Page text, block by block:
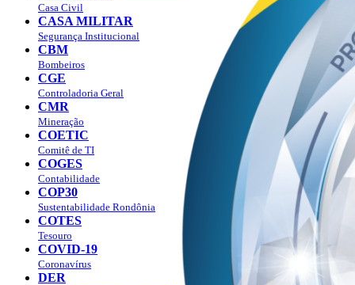
Casa Civil
CASA MILITAR
Segurança Institucional
CBM
Bombeiros
CGE
Controladoria Geral
CMR
Mineração
COETIC
Comitê de TI
COGES
Contabilidade
COP30
Sustentabilidade Rondônia
COTES
Tesouro
COVID-19
Coronavírus
DER